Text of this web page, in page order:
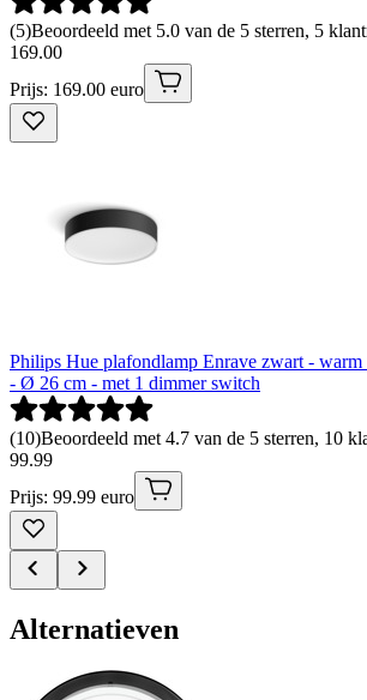
(5)Beoordeeld met 5.0 van de 5 sterren, 5
169.00
Prijs: 169.00 euro
Philips Hue plafondlamp Enrave zwart -
- Ø 26 cm - met 1 dimmer switch
(10)Beoordeeld met 4.7 van de 5 sterren, 10
99.99
Prijs: 99.99 euro
Alternatieven